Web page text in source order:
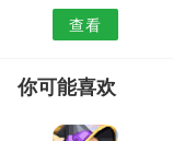
查看
你可能喜欢